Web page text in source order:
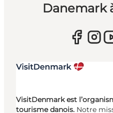
Danemark
VisitDenmark est
tourisme danois. Notre